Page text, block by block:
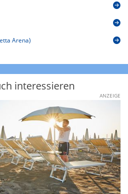
Arena)
interessieren
ANZEIGE